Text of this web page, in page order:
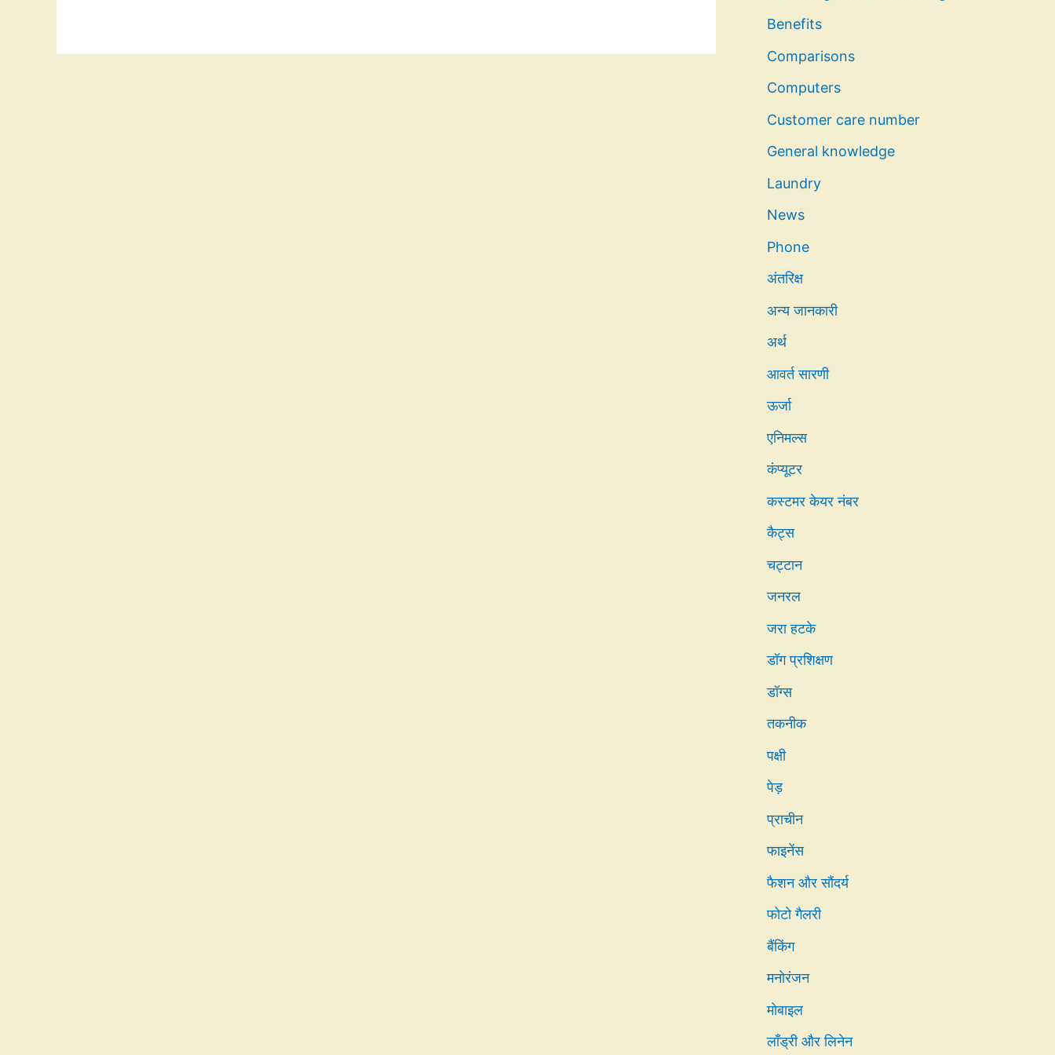
Benefits
Comparisons
Computers
Customer care number
General knowledge
Laundry
News
Phone
अंतरिक्ष
अन्य जानकारी
अर्थ
आवर्त सारणी
ऊर्जा
एनिमल्स
कंप्यूटर
कस्टमर केयर नंबर
कैट्स
चट्टान
जनरल
जरा हटके
डॉग प्रशिक्षण
डॉग्स
तकनीक
पक्षी
पेड़
प्राचीन
फाइनेंस
फैशन और सौंदर्य
फोटो गैलरी
बैंकिंग
मनोरंजन
मोबाइल
लाँड्री और लिनेन